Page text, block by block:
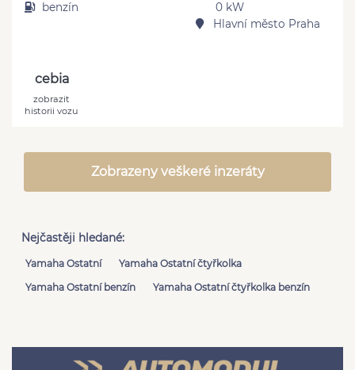
benzín
0 kW
Hlavní město Praha
cebia
zobrazit
historii vozu
Zobrazeny veškeré inzeráty
Nejčastěji hledané:
Yamaha Ostatní
Yamaha Ostatní čtyřkolka
Yamaha Ostatní benzín
Yamaha Ostatní čtyřkolka benzín